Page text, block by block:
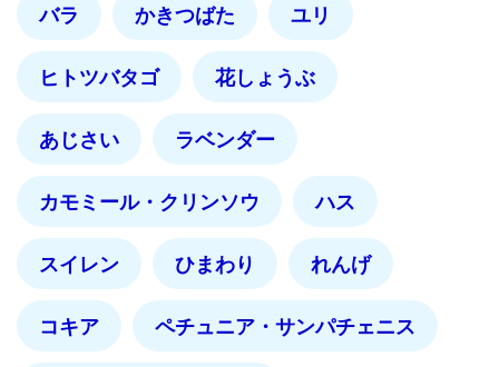
バラ かきつばた ユリ
ヒトツバタゴ 花しょうぶ
あじさい ラベンダー
カモミール・クリンソウ ハス
スイレン ひまわり れんげ
コキア ペチュニア・サンパチェニス